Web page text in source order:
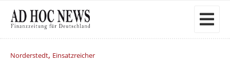
Norderstedt, Einsatzreicher